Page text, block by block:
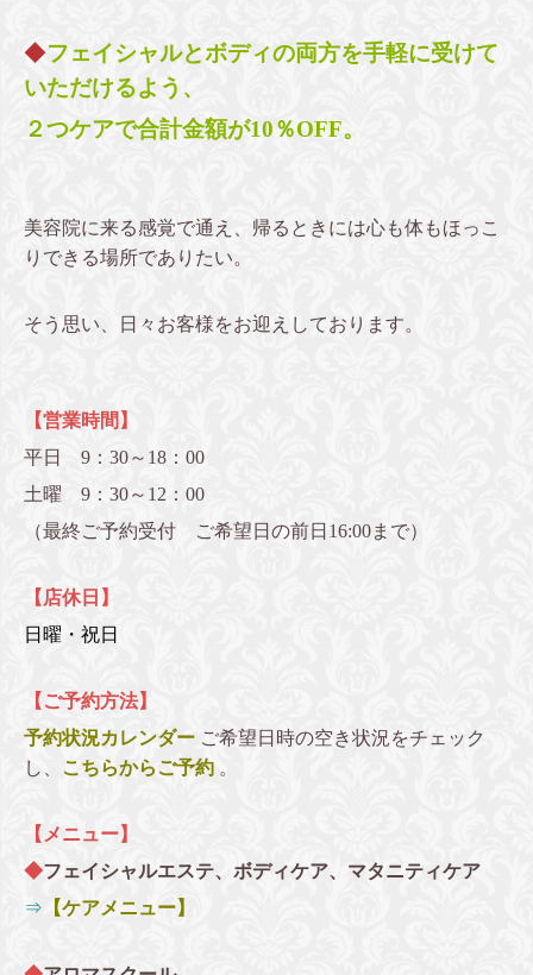
◆フェイシャルとボディの両方を手軽に受けて
いただけるよう、
２つケアで合計金額が10％OFF。
美容院に来る感覚で通え、帰るときには心も体もほっこ
りできる場所でありたい。
そう思い、日々お客様をお迎えしております。
【営業時間】
平日 9：30～18：00
土曜 9：30～12：00
（最終ご予約受付 ご希望日の前日16:00まで）
【店休日】
日曜・祝日
【ご予約方法】
予約状況カレンダー ご希望日時の空き状況をチェック
し、
こちらからご予約 。
【メニュー】
◆フェイシャルエステ、ボディケア、マタニティケア
⇒ 【ケアメニュー】